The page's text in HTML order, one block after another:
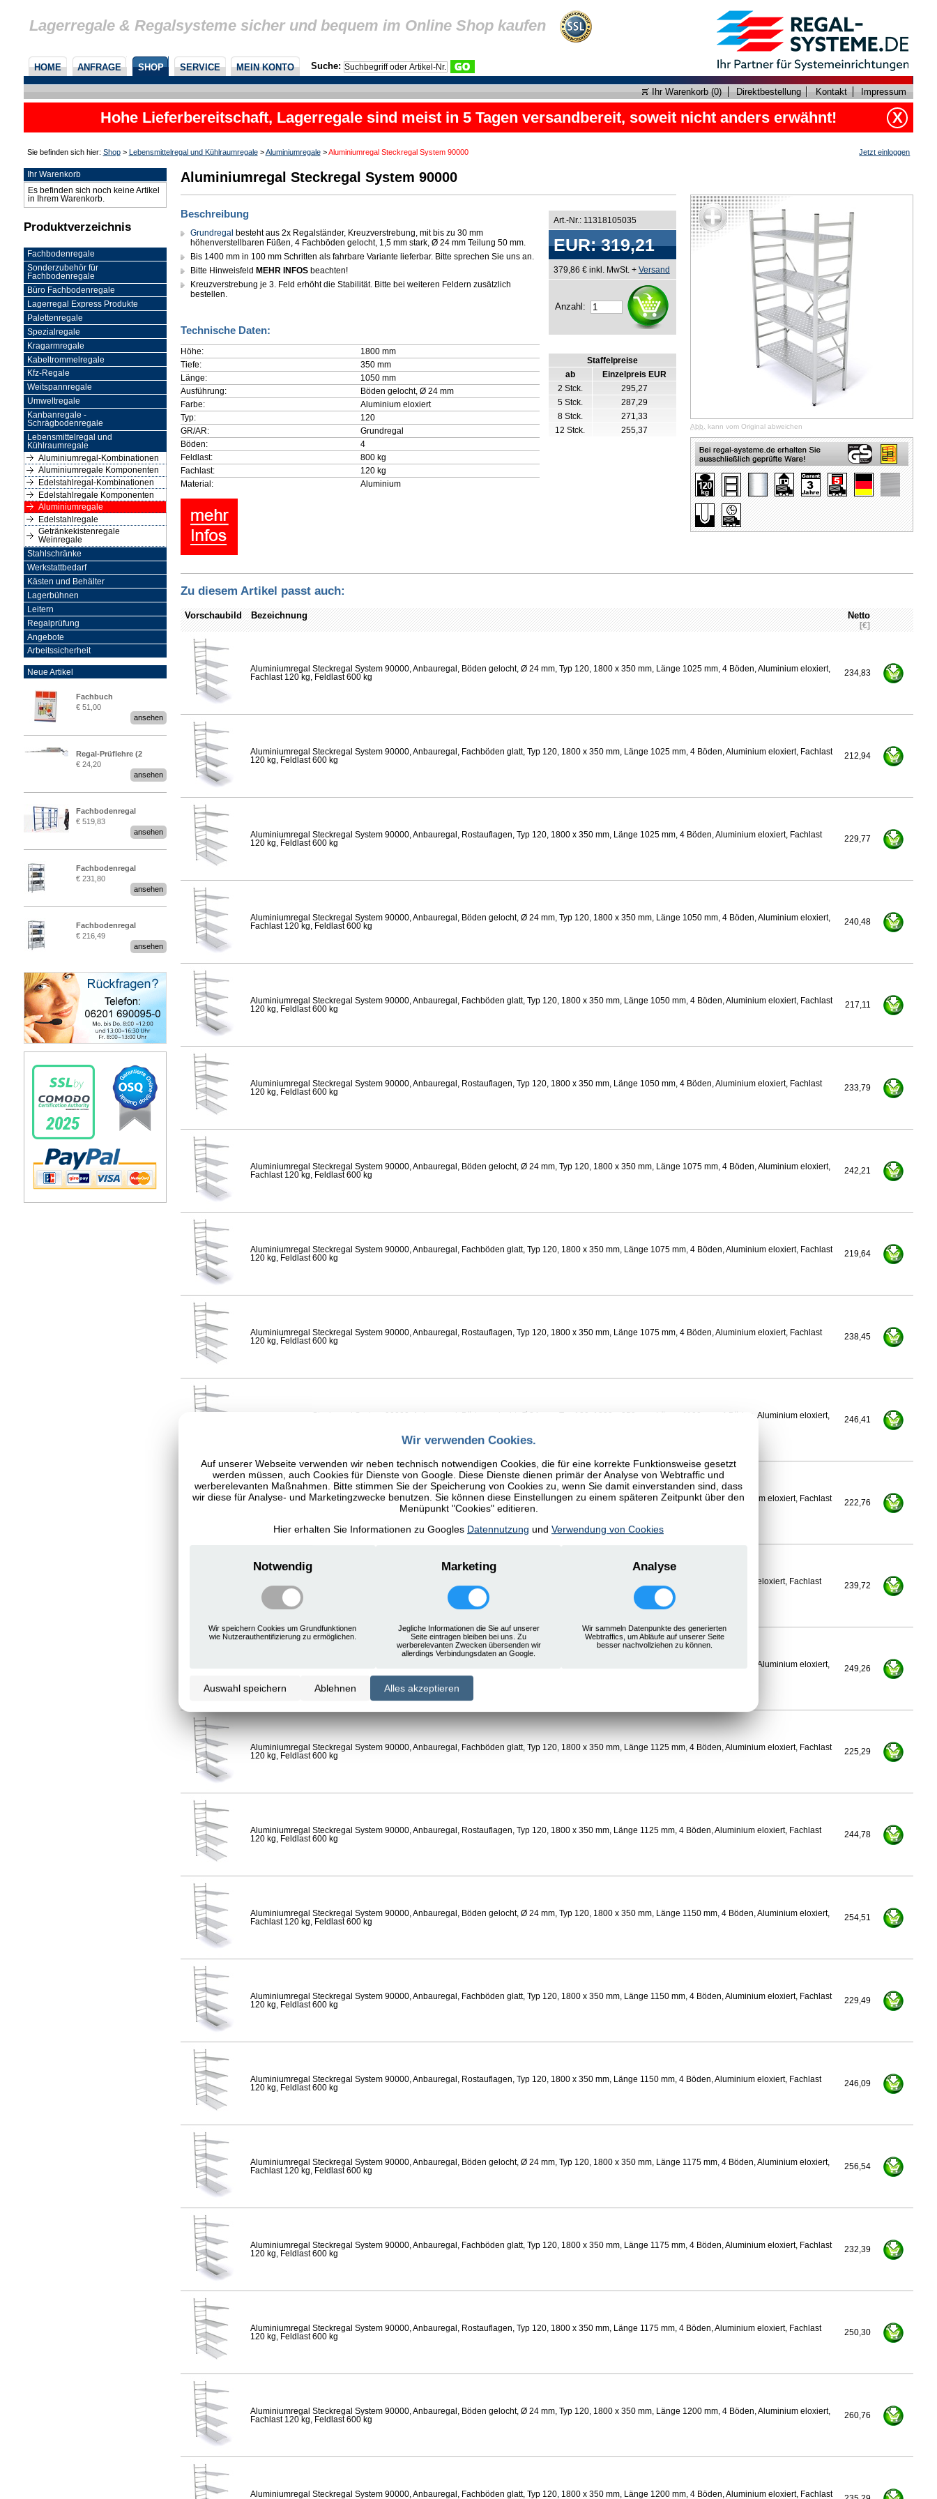
Lagerregale & Regalsysteme sicher und bequem im Online Shop kaufen
HOME ANFRAGE SHOP SERVICE MEIN KONTO Suche:
Ihr Warenkorb (0) Direktbestellung Kontakt Impressum
Hohe Lieferbereitschaft, Lagerregale sind meist in 5 Tagen versandbereit, soweit nicht anders erwähnt! X
Jetzt einloggen
Sie befinden sich hier: Shop> Lebensmittelregal und Kühlraumregale>Aluminiumregale>Aluminiumregal Steckregal System 90000
Ihr Warenkorb
Es befinden sich noch keine Artikel
in Ihrem Warenkorb.
Produktverzeichnis
Fachbodenregale
Sonderzubehör für
Fachbodenregale
Büro Fachbodenregale
Lagerregal Express Produkte
Palettenregale
Spezialregale
Kragarmregale
Kabeltrommelregale
Kfz-Regale
Weitspannregale
Umweltregale
Kanbanregale -
Schrägbodenregale
Lebensmittelregal und
Kühlraumregale
Aluminiumregal-Kombinationen
Aluminiumregale Komponenten
Edelstahlregal-Kombinationen
Edelstahlregale Komponenten
Aluminiumregale
Edelstahlregale
Getränkekistenregale
Weinregale
Stahlschränke
Werkstattbedarf
Kästen und Behälter
Lagerbühnen
Leitern
Regalprüfung
Angebote
Arbeitssicherheit
Neue Artikel
Fachbuch
„Regalprüfung nach DIN
€ 51,00
ansehen
Regal-Prüflehre (2
Stück)
€ 24,20
ansehen
Fachbodenregal
Stecksystem MultiPlus
2,25 Meter breit
€ 519,83
ansehen
Fachbodenregal
Stecksystem MultiPlus
€ 231,80
ansehen
Fachbodenregal
Stecksystem MultiPlus
€ 216,49
ansehen
Aluminiumregal Steckregal System 90000
Abb. kann vom Original abweichen
Art.-Nr.: 11318105035
EUR: 319,21
379,86 € inkl. MwSt. + Versand
Anzahl:
Staffelpreise
ab
Einzelpreis EUR
2 Stck.
295,27
5 Stck.
287,29
8 Stck.
271,33
12 Stck.
255,37
Beschreibung
Grundregal besteht aus 2x Regalständer, Kreuzverstrebung, mit bis zu 30 mm
höhenverstellbaren Füßen, 4 Fachböden gelocht, 1,5 mm stark, Ø 24 mm Teilung 50 mm.
Bis 1400 mm in 100 mm Schritten als fahrbare Variante lieferbar. Bitte sprechen Sie uns an.
Bitte Hinweisfeld MEHR INFOS beachten!
Kreuzverstrebung je 3. Feld erhöht die Stabilität. Bitte bei weiteren Feldern zusätzlich
bestellen.
Technische Daten:
Höhe:
1800 mm
Tiefe:
350 mm
Länge:
1050 mm
Ausführung:
Böden gelocht, Ø 24 mm
Farbe:
Aluminium eloxiert
Typ:
120
GR/AR:
Grundregal
Böden:
4
Feldlast:
800 kg
Fachlast:
120 kg
Material:
Aluminium
Zu diesem Artikel passt auch:
Vorschaubild Bezeichnung Netto
[€]
Aluminiumregal Steckregal System 90000, Anbauregal, Böden gelocht, Ø 24 mm, Typ 120, 1800 x 350 mm, Länge 1025 mm, 4 Böden, Aluminium eloxiert,
Fachlast 120 kg, Feldlast 600 kg
234,83
Aluminiumregal Steckregal System 90000, Anbauregal, Fachböden glatt, Typ 120, 1800 x 350 mm, Länge 1025 mm, 4 Böden, Aluminium eloxiert, Fachlast
120 kg, Feldlast 600 kg
212,94
Aluminiumregal Steckregal System 90000, Anbauregal, Rostauflagen, Typ 120, 1800 x 350 mm, Länge 1025 mm, 4 Böden, Aluminium eloxiert, Fachlast
120 kg, Feldlast 600 kg
229,77
Aluminiumregal Steckregal System 90000, Anbauregal, Böden gelocht, Ø 24 mm, Typ 120, 1800 x 350 mm, Länge 1050 mm, 4 Böden, Aluminium eloxiert,
Fachlast 120 kg, Feldlast 600 kg
240,48
Aluminiumregal Steckregal System 90000, Anbauregal, Fachböden glatt, Typ 120, 1800 x 350 mm, Länge 1050 mm, 4 Böden, Aluminium eloxiert, Fachlast
120 kg, Feldlast 600 kg
217,11
Aluminiumregal Steckregal System 90000, Anbauregal, Rostauflagen, Typ 120, 1800 x 350 mm, Länge 1050 mm, 4 Böden, Aluminium eloxiert, Fachlast
120 kg, Feldlast 600 kg
233,79
Aluminiumregal Steckregal System 90000, Anbauregal, Böden gelocht, Ø 24 mm, Typ 120, 1800 x 350 mm, Länge 1075 mm, 4 Böden, Aluminium eloxiert,
Fachlast 120 kg, Feldlast 600 kg
242,21
Aluminiumregal Steckregal System 90000, Anbauregal, Fachböden glatt, Typ 120, 1800 x 350 mm, Länge 1075 mm, 4 Böden, Aluminium eloxiert, Fachlast
120 kg, Feldlast 600 kg
219,64
Aluminiumregal Steckregal System 90000, Anbauregal, Rostauflagen, Typ 120, 1800 x 350 mm, Länge 1075 mm, 4 Böden, Aluminium eloxiert, Fachlast
120 kg, Feldlast 600 kg
238,45
Aluminiumregal Steckregal System 90000, Anbauregal, Böden gelocht, Ø 24 mm, Typ 120, 1800 x 350 mm, Länge 1100 mm, 4 Böden, Aluminium eloxiert,
246,41
Aluminiumregal Steckregal System 90000, Anbauregal, Fachböden glatt, Typ 120, 1800 x 350 mm, Länge 1100 mm, 4 Böden, Aluminium eloxiert, Fachlast
222,76
Aluminiumregal Steckregal System 90000, Anbauregal, Rostauflagen, Typ 120, 1800 x 350 mm, Länge 1100 mm, 4 Böden, Aluminium eloxiert, Fachlast
120 kg, Feldlast 600 kg
239,72
Aluminiumregal Steckregal System 90000, Anbauregal, Böden gelocht, Ø 24 mm, Typ 120, 1800 x 350 mm, Länge 1125 mm, 4 Böden, Aluminium eloxiert,
249,26
Aluminiumregal Steckregal System 90000, Anbauregal, Fachböden glatt, Typ 120, 1800 x 350 mm, Länge 1125 mm, 4 Böden, Aluminium eloxiert, Fachlast
120 kg, Feldlast 600 kg
225,29
Aluminiumregal Steckregal System 90000, Anbauregal, Rostauflagen, Typ 120, 1800 x 350 mm, Länge 1125 mm, 4 Böden, Aluminium eloxiert, Fachlast
120 kg, Feldlast 600 kg
244,78
Aluminiumregal Steckregal System 90000, Anbauregal, Böden gelocht, Ø 24 mm, Typ 120, 1800 x 350 mm, Länge 1150 mm, 4 Böden, Aluminium eloxiert,
Fachlast 120 kg, Feldlast 600 kg
254,51
Aluminiumregal Steckregal System 90000, Anbauregal, Fachböden glatt, Typ 120, 1800 x 350 mm, Länge 1150 mm, 4 Böden, Aluminium eloxiert, Fachlast
120 kg, Feldlast 600 kg
229,49
Aluminiumregal Steckregal System 90000, Anbauregal, Rostauflagen, Typ 120, 1800 x 350 mm, Länge 1150 mm, 4 Böden, Aluminium eloxiert, Fachlast
120 kg, Feldlast 600 kg
246,09
Aluminiumregal Steckregal System 90000, Anbauregal, Böden gelocht, Ø 24 mm, Typ 120, 1800 x 350 mm, Länge 1175 mm, 4 Böden, Aluminium eloxiert,
Fachlast 120 kg, Feldlast 600 kg
256,54
Aluminiumregal Steckregal System 90000, Anbauregal, Fachböden glatt, Typ 120, 1800 x 350 mm, Länge 1175 mm, 4 Böden, Aluminium eloxiert, Fachlast
120 kg, Feldlast 600 kg
232,39
Aluminiumregal Steckregal System 90000, Anbauregal, Rostauflagen, Typ 120, 1800 x 350 mm, Länge 1175 mm, 4 Böden, Aluminium eloxiert, Fachlast
120 kg, Feldlast 600 kg
250,30
Aluminiumregal Steckregal System 90000, Anbauregal, Böden gelocht, Ø 24 mm, Typ 120, 1800 x 350 mm, Länge 1200 mm, 4 Böden, Aluminium eloxiert,
Fachlast 120 kg, Feldlast 600 kg
260,76
Aluminiumregal Steckregal System 90000, Anbauregal, Fachböden glatt, Typ 120, 1800 x 350 mm, Länge 1200 mm, 4 Böden, Aluminium eloxiert, Fachlast
Wir verwenden Cookies.
Auf unserer Webseite verwenden wir neben technisch notwendigen Cookies, die für eine korrekte Funktionsweise gesetzt
werden müssen, auch Cookies für Dienste von Google. Diese Dienste dienen primär der Analyse von Webtraffic und
werberelevanten Maßnahmen. Bitte stimmen Sie der Speicherung von Cookies zu, wenn Sie damit einverstanden sind, dass
wir diese für Analyse- und Marketingzwecke benutzen. Sie können diese Einstellungen zu einem späteren Zeitpunkt über den
Menüpunkt "Cookies" editieren.
Hier erhalten Sie Informationen zu Googles Datennutzung und Verwendung von Cookies
Notwendig
Wir speichern Cookies um Grundfunktionen
wie Nutzerauthentifizierung zu ermöglichen.
Marketing
Jegliche Informationen die Sie auf unserer
Seite eintragen bleiben bei uns. Zu
werberelevanten Zwecken übersenden wir
allerdings Verbindungsdaten an Google.
Analyse
Wir sammeln Datenpunkte des generierten
Webtraffics, um Abläufe auf unserer Seite
besser nachvollziehen zu können.
Auswahl speichern Ablehnen Alles akzeptieren